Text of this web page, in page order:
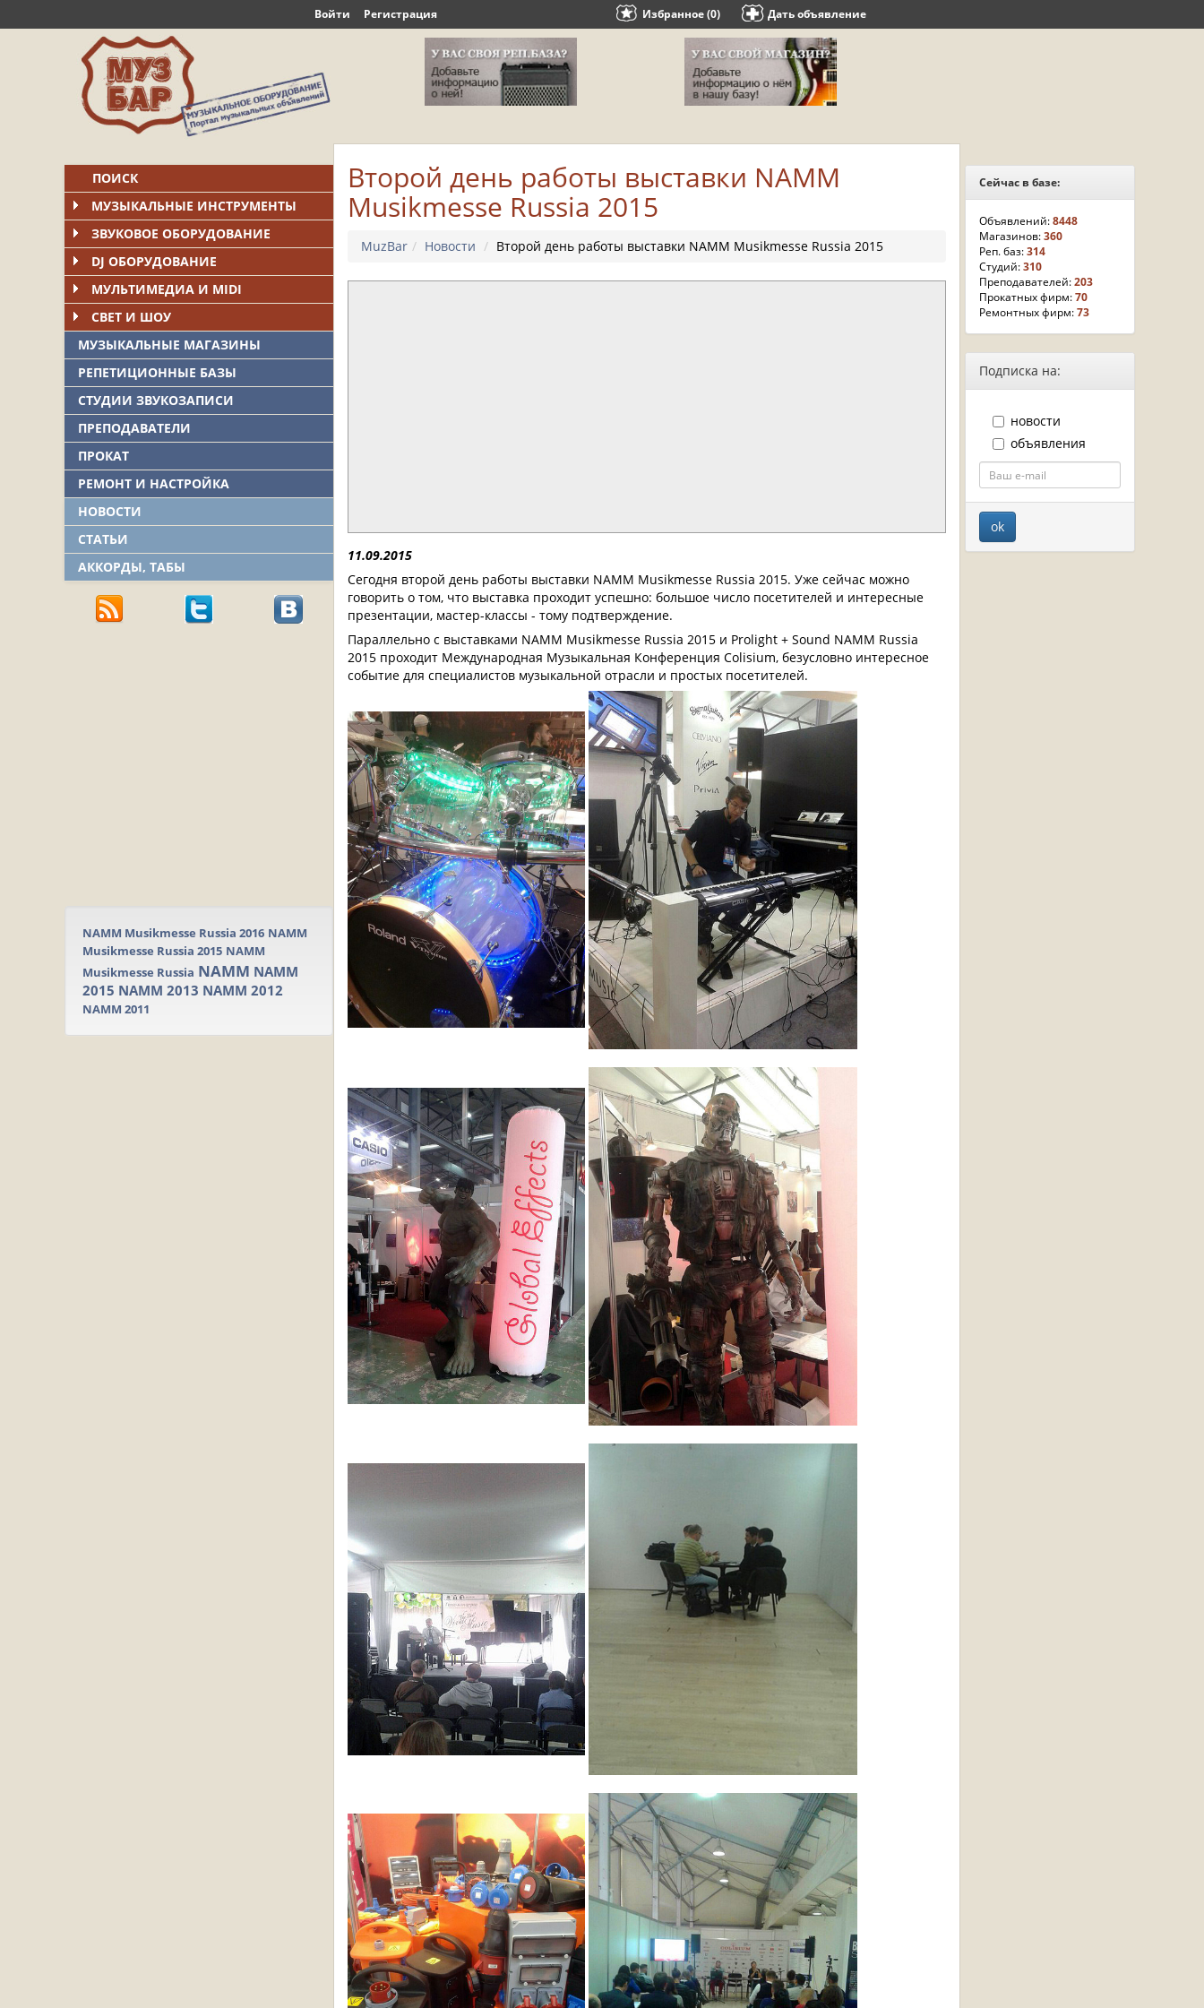
Войти Регистрация Избранное (0) Дать объявление
ПОИСК
МУЗЫКАЛЬНЫЕ ИНСТРУМЕНТЫ
ЗВУКОВОЕ ОБОРУДОВАНИЕ
DJ ОБОРУДОВАНИЕ
МУЛЬТИМЕДИА И MIDI
СВЕТ И ШОУ
МУЗЫКАЛЬНЫЕ МАГАЗИНЫ
РЕПЕТИЦИОННЫЕ БАЗЫ
СТУДИИ ЗВУКОЗАПИСИ
ПРЕПОДАВАТЕЛИ
ПРОКАТ
РЕМОНТ И НАСТРОЙКА
НОВОСТИ
СТАТЬИ
АККОРДЫ, ТАБЫ
NAMM Musikmesse Russia 2016 NAMM
Musikmesse Russia 2015 NAMM
Musikmesse Russia NAMM NAMM
2015 NAMM 2013 NAMM 2012
NAMM 2011
Второй день работы выставки NAMM
Musikmesse Russia 2015
MuzBar Новости Второй день работы выставки NAMM Musikmesse Russia 2015
11.09.2015
Сегодня второй день работы выставки NAMM Musikmesse Russia 2015. Уже сейчас можно
говорить о том, что выставка проходит успешно: большое число посетителей и интересные
презентации, мастер-классы - тому подтверждение.
Параллельно с выставками NAMM Musikmesse Russia 2015 и Prolight + Sound NAMM Russia
2015 проходит Международная Музыкальная Конференция Colisium, безусловно интересное
событие для специалистов музыкальной отрасли и простых посетителей.
Сейчас в базе:
Объявлений:8448
Магазинов:360
Реп. баз:314
Студий:310
Преподавателей:203
Прокатных фирм:70
Ремонтных фирм:73
Подписка на:
новости
объявления